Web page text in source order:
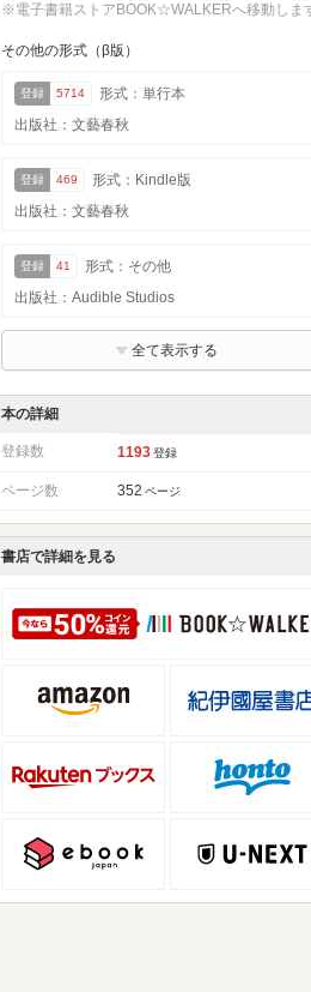
※電子書籍ストアBOOK☆WALKERへ移動しま
その他の形式（β版）
登録 5714
形式：単行本
出版社：文藝春秋
登録 469
形式：Kindle版
出版社：文藝春秋
登録 41
形式：その他
出版社：Audible Studios
全て表示する
本の詳細
登録数 1193 登録
ページ数 352 ページ
書店で詳細を見る